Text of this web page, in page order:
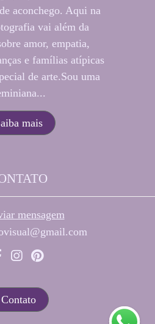
aconchego. Aqui na
vai além da
amor, empatia,
e famílias atípicas
de arte.Sou uma
mais
mensagem
Contato